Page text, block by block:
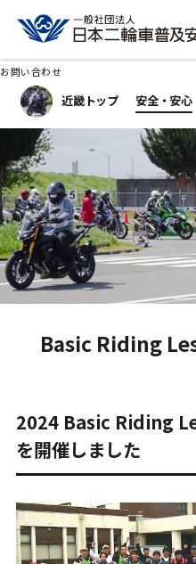
近畿トップ 安全・安心
お問い合わせ
Basic Riding
2024 Basic Riding
を開催しました